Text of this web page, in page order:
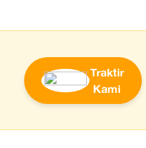
Traktir
Kami